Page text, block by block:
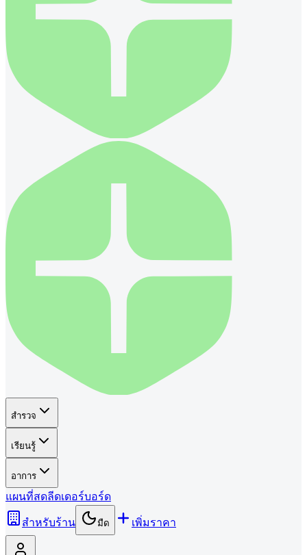
สำรวจ
เรียนรู้
อาการ
แผนที่สดลีดเดอร์บอร์ด
สำหรับร้าน
มืด เพิ่มราคา